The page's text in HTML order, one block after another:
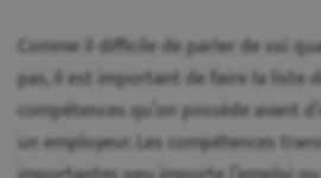
Comme il difficile de parler de soi
pas, il est important de faire la liste
compétences qu’on possède avant
un employeur. Les compétences